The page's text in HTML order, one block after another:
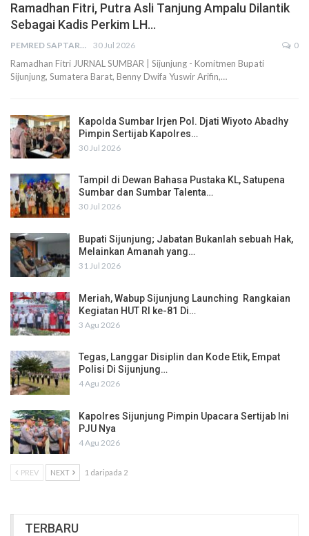
Ramadhan Fitri, Putra Asli Tanjung Ampalu Dilantik
Sebagai Kadis Perkim LH…
PEMRED SAPTARIUS 30 Jul 2026 0
Ramadhan Fitri JURNAL SUMBAR | Sijunjung - Komitmen Bupati
Sijunjung, Sumatera Barat, Benny Dwifa Yuswir Arifin,…
Kapolda Sumbar Irjen Pol. Djati Wiyoto Abadhy
Pimpin Sertijab Kapolres…
30 Jul 2026
Tampil di Dewan Bahasa Pustaka KL, Satupena
Sumbar dan Sumbar Talenta…
30 Jul 2026
Bupati Sijunjung; Jabatan Bukanlah sebuah Hak,
Melainkan Amanah yang…
31 Jul 2026
Meriah, Wabup Sijunjung Launching Rangkaian
Kegiatan HUT RI ke-81 Di…
3 Agu 2026
Tegas, Langgar Disiplin dan Kode Etik, Empat
Polisi Di Sijunjung…
4 Agu 2026
Kapolres Sijunjung Pimpin Upacara Sertijab Ini
PJU Nya
4 Agu 2026
PREV NEXT 1 daripada 2
TERBARU